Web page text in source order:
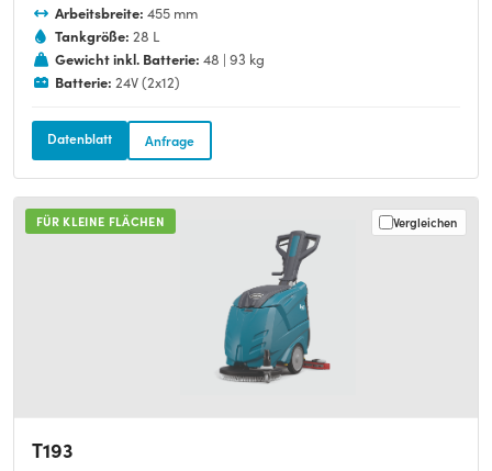
Arbeitsbreite: 455 mm
Tankgröße: 28 L
Gewicht inkl. Batterie: 48 | 93 kg
Batterie: 24V (2x12)
Datenblatt Anfrage
FÜR KLEINE FLÄCHEN Vergleichen
T193